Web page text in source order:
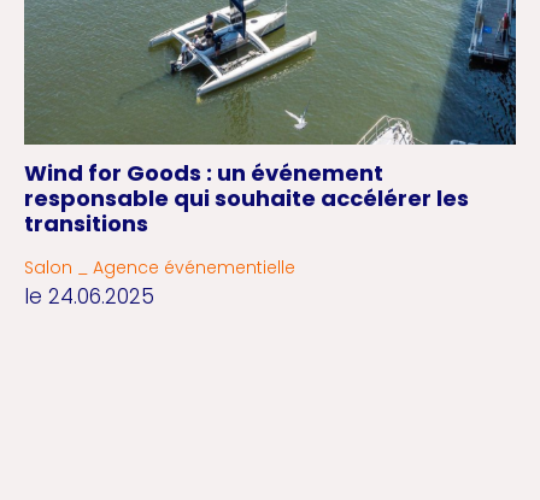
Wind for Goods : un événement
responsable qui souhaite accélérer les
transitions
Salon _ Agence événementielle
le 24.06.2025